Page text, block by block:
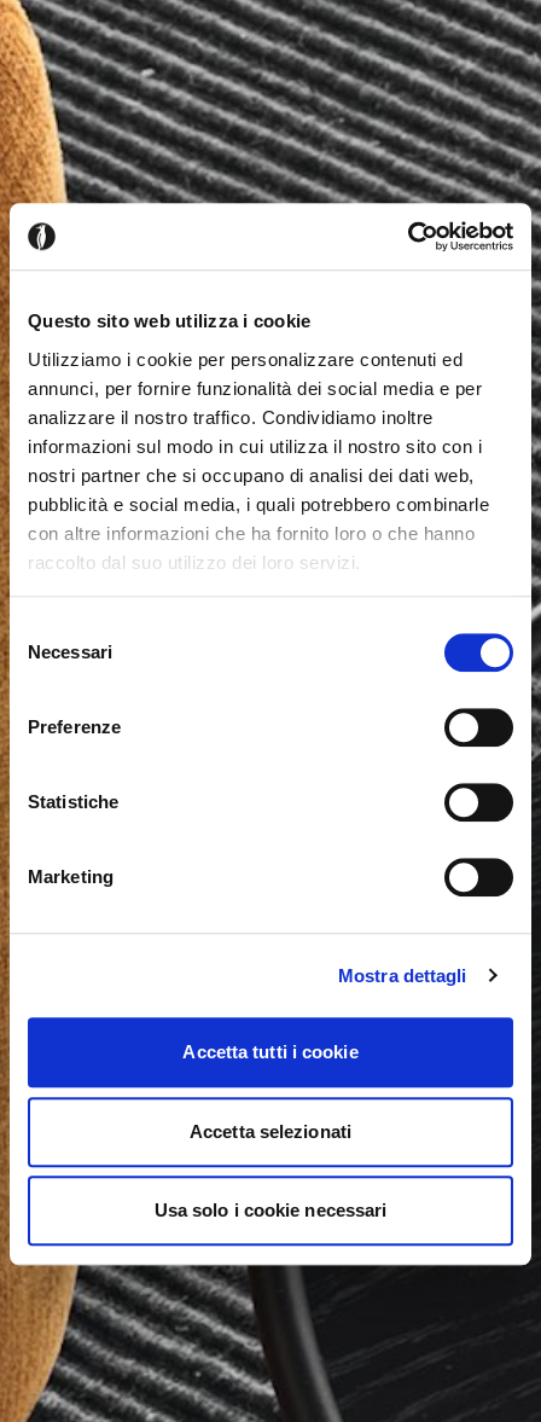
Questo sito web utilizza i cookie
Utilizziamo i cookie per personalizzare contenuti ed
annunci, per fornire funzionalità dei social media e per
analizzare il nostro traffico. Condividiamo inoltre
informazioni sul modo in cui utilizza il nostro sito con i
nostri partner che si occupano di analisi dei dati web,
pubblicità e social media, i quali potrebbero combinarle
con altre informazioni che ha fornito loro o che hanno
raccolto dal suo utilizzo dei loro servizi.
Selezione
del
consenso
Necessari
Preferenze
Statistiche
Marketing
Mostra dettagli
Accetta tutti i cookie
Accetta selezionati
Usa solo i cookie necessari
Seems like you’re browsing from Close
United Kingdom. Would you like to switch to the site in
Invalid username or password. Remember that the